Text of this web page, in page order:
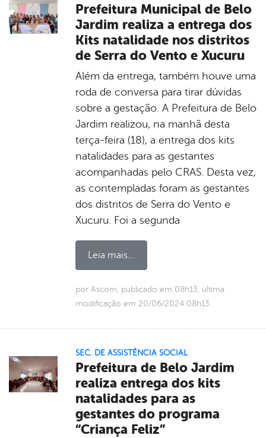
Prefeitura Municipal de Belo
Jardim realiza a entrega dos
Kits natalidade nos distritos
de Serra do Vento e Xucuru
Além da entrega, também houve uma
roda de conversa para tirar dúvidas
sobre a gestação. A Prefeitura de Belo
Jardim realizou, na manhã desta
terça-feira (18), a entrega dos kits
natalidades para as gestantes
acompanhadas pelo CRAS. Desta vez,
as contempladas foram as gestantes
dos distritos de Serra do Vento e
Xucuru. Foi a segunda
Leia mais...
por Ascom, publicado em 08h13, última
modificação em 20/06/2024 08h13
SEC. DE ASSISTÊNCIA SOCIAL
Prefeitura de Belo Jardim
realiza entrega dos kits
natalidades para as
gestantes do programa
“Criança Feliz”